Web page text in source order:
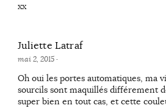
xx
Juliette Latraf
mai 2, 2015·
Oh oui les portes automatiques, ma
sourcils sont maquillés différement
super bien en tout cas, et cette